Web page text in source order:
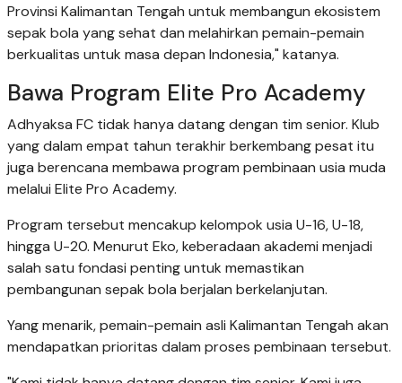
Provinsi Kalimantan Tengah untuk membangun ekosistem
sepak bola yang sehat dan melahirkan pemain-pemain
berkualitas untuk masa depan Indonesia," katanya.
Bawa Program Elite Pro Academy
Adhyaksa FC tidak hanya datang dengan tim senior. Klub
yang dalam empat tahun terakhir berkembang pesat itu
juga berencana membawa program pembinaan usia muda
melalui Elite Pro Academy.
Program tersebut mencakup kelompok usia U-16, U-18,
hingga U-20. Menurut Eko, keberadaan akademi menjadi
salah satu fondasi penting untuk memastikan
pembangunan sepak bola berjalan berkelanjutan.
Yang menarik, pemain-pemain asli Kalimantan Tengah akan
mendapatkan prioritas dalam proses pembinaan tersebut.